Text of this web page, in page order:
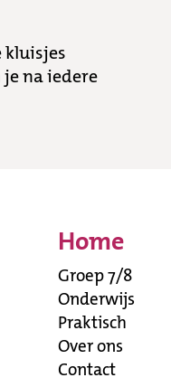
kluisjes
na iedere
Home
Groep 7/8
Onderwijs
Praktisch
Over ons
Contact